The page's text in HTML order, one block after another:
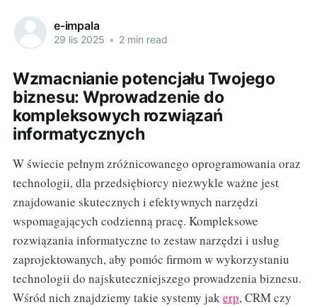
e-impala
29 lis 2025 • 2 min read
Wzmacnianie potencjału Twojego
biznesu: Wprowadzenie do
kompleksowych rozwiązań
informatycznych
W świecie pełnym zróżnicowanego oprogramowania oraz
technologii, dla przedsiębiorcy niezwykle ważne jest
znajdowanie skutecznych i efektywnych narzędzi
wspomagających codzienną pracę. Kompleksowe
rozwiązania informatyczne to zestaw narzędzi i usług
zaprojektowanych, aby pomóc firmom w wykorzystaniu
technologii do najskuteczniejszego prowadzenia biznesu.
Wśród nich znajdziemy takie systemy jakerp, CRM czy